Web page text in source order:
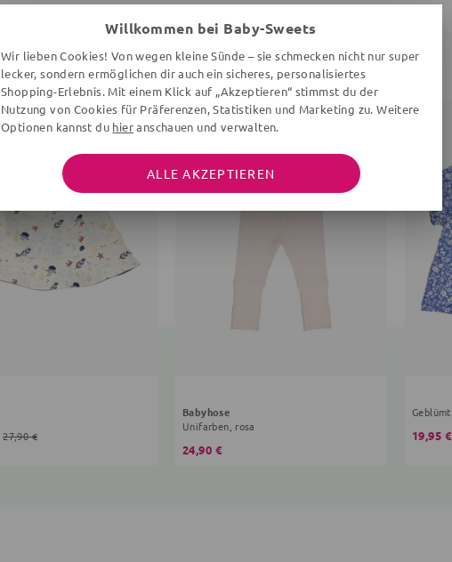
WEITERE ARTIKEL DER MARKE
27,90 €
Babyhose
Unifarben, rosa
24,90 €
Geblümt
19,95 €
Willkommen bei Baby-Sweets
Wir lieben Cookies! Von wegen kleine Sünde – sie schmecken nicht nur super
lecker, sondern ermöglichen dir auch ein sicheres, personalisiertes
Shopping-Erlebnis. Mit einem Klick auf „Akzeptieren“ stimmst du der
Nutzung von Cookies für Präferenzen, Statistiken und Marketing zu. Weitere
Optionen kannst du hieranschauen und verwalten.
ALLE AKZEPTIEREN